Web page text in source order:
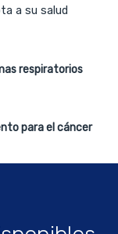
a su salud
respiratorios
para el cáncer